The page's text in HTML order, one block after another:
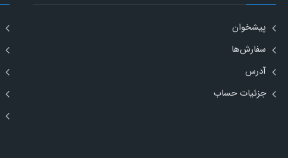
پیشخوان
سفارش‌ها
آدرس
جزئیات حساب